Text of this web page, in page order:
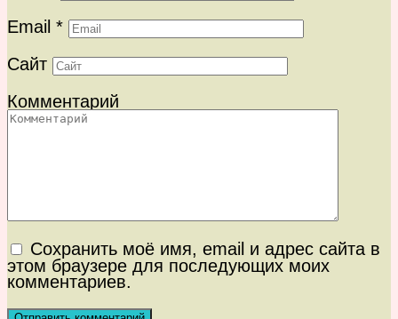
Email *
Сайт
Комментарий
Сохранить моё имя, email и адрес сайта в
этом браузере для последующих моих
комментариев.